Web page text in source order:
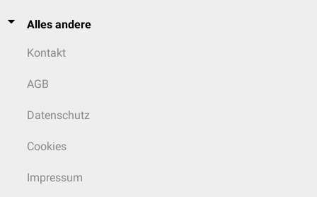
Alles andere
Kontakt
AGB
Datenschutz
Cookies
Impressum